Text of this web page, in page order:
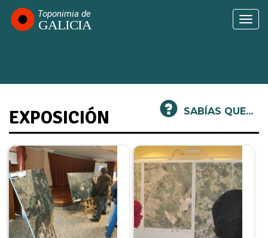
contido
SABÍAS QUE...
EXPOSICIÓN